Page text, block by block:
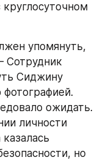
упомянуть,
Сотрудник
Сиджину
фотографией.
ожидать.
личности
но